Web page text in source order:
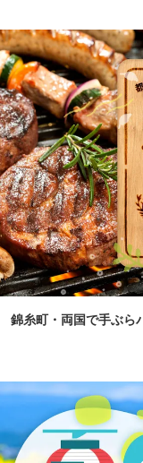
錦糸町・両国で手ぶら